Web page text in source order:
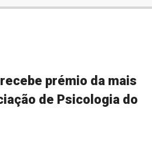
prémio da mais
de Psicologia do